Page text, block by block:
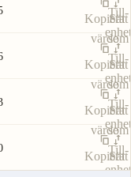
Till-
enhet
Kopiera
värde
Sätt
som
Till-
enhet
Kopiera
värde
Sätt
som
Till-
enhet
Kopiera
värde
Sätt
som
Till-
enhet
Kopiera
Sätt